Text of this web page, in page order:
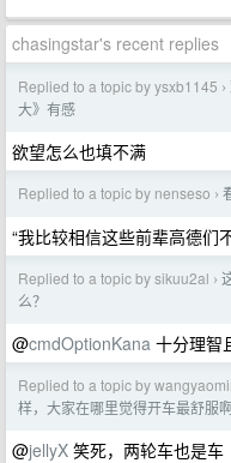
chasingstar's recent replies
Replied to a topic by ysxb1145 ›
大》有感
欲望怎么也填不满
Replied to a topic by nenseso ›
“我比较相信这些前辈高德们
Replied to a topic by sikuu2al ›
么？
@cmdOptionKana 十分理智
Replied to a topic by
样，大家在哪里觉得开车最舒服
@jellyX 笑死，两轮车也是车